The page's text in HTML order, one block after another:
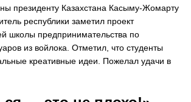
президенту Казахстана Касыму-Жомарту
республики заметил проект
школы предпринимательства по
из войлока. Отметил, что студенты
креативные идеи. Пожелал удачи в